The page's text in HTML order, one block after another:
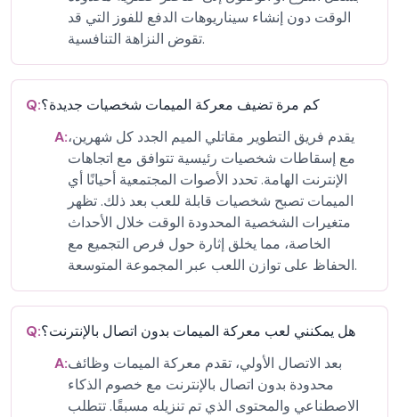
الوقت دون إنشاء سيناريوهات الدفع للفوز التي قد
تقوض النزاهة التنافسية.
Q:كم مرة تضيف معركة الميمات شخصيات جديدة؟
A:يقدم فريق التطوير مقاتلي الميم الجدد كل شهرين،
مع إسقاطات شخصيات رئيسية تتوافق مع اتجاهات
الإنترنت الهامة. تحدد الأصوات المجتمعية أحيانًا أي
الميمات تصبح شخصيات قابلة للعب بعد ذلك. تظهر
متغيرات الشخصية المحدودة الوقت خلال الأحداث
الخاصة، مما يخلق إثارة حول فرص التجميع مع
الحفاظ على توازن اللعب عبر المجموعة المتوسعة.
Q:هل يمكنني لعب معركة الميمات بدون اتصال بالإنترنت؟
A:بعد الاتصال الأولي، تقدم معركة الميمات وظائف
محدودة بدون اتصال بالإنترنت مع خصوم الذكاء
الاصطناعي والمحتوى الذي تم تنزيله مسبقًا. تتطلب